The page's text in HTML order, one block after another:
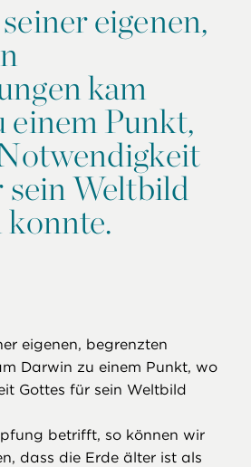
eigenen,
kam
einem Punkt,
sein Weltbild
eigenen, begrenzten
Darwin zu einem Punkt, wo
Gottes für sein Weltbild
betrifft, so können wir
dass die Erde älter ist als